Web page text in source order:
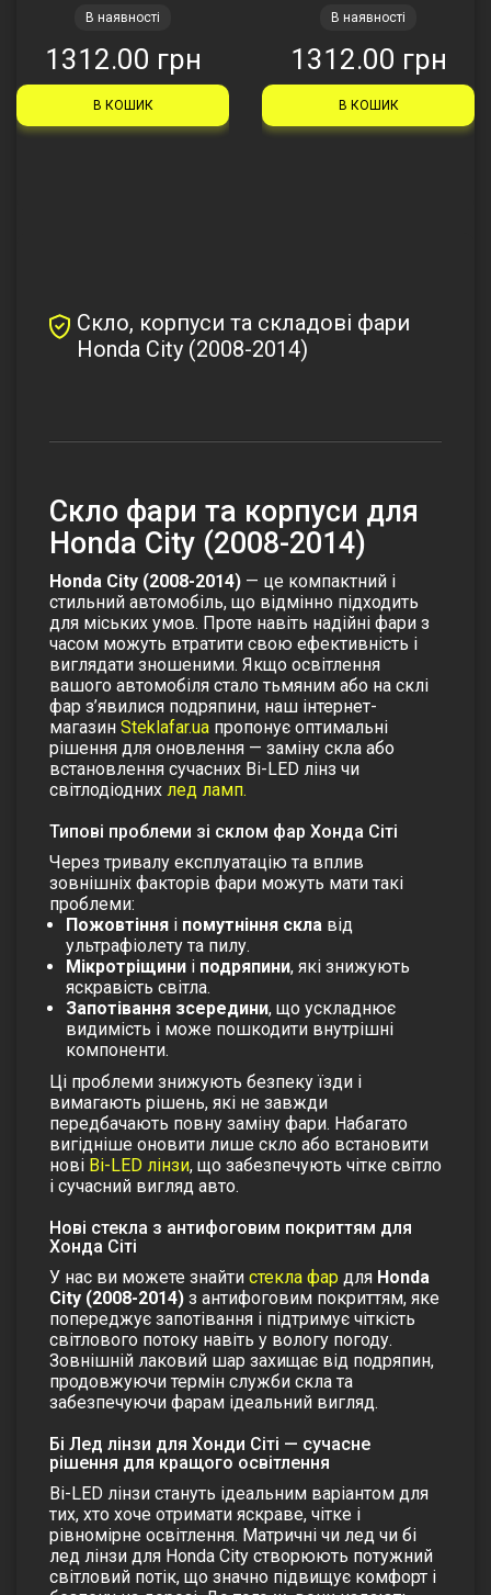
В наявності
1312.00 грн
В КОШИК
В наявності
1312.00 грн
В КОШИК
Скло, корпуси та складові фари
Honda City (2008-2014)
Скло фари та корпуси для
Honda City (2008-2014)
Honda City (2008-2014) — це компактний і
стильний автомобіль, що відмінно підходить
для міських умов. Проте навіть надійні фари з
часом можуть втратити свою ефективність і
виглядати зношеними. Якщо освітлення
вашого автомобіля стало тьмяним або на склі
фар з’явилися подряпини, наш інтернет-
магазин Steklafar.ua пропонує оптимальні
рішення для оновлення — заміну скла або
встановлення сучасних Bi-LED лінз чи
світлодіодних лед ламп.
Типові проблеми зі склом фар Хонда Сіті
Через тривалу експлуатацію та вплив
зовнішніх факторів фари можуть мати такі
проблеми:
Пожовтіння і помутніння скла від
ультрафіолету та пилу.
Мікротріщини і подряпини, які знижують
яскравість світла.
Запотівання зсередини, що ускладнює
видимість і може пошкодити внутрішні
компоненти.
Ці проблеми знижують безпеку їзди і
вимагають рішень, які не завжди
передбачають повну заміну фари. Набагато
вигідніше оновити лише скло або встановити
нові Bi-LED лінзи, що забезпечують чітке світло
і сучасний вигляд авто.
Нові стекла з антифоговим покриттям для
Хонда Сіті
У нас ви можете знайти стекла фар для Honda
City (2008-2014) з антифоговим покриттям, яке
попереджує запотівання і підтримує чіткість
світлового потоку навіть у вологу погоду.
Зовнішній лаковий шар захищає від подряпин,
продовжуючи термін служби скла та
забезпечуючи фарам ідеальний вигляд.
Бі Лед лінзи для Хонди Сіті — сучасне
рішення для кращого освітлення
Bi-LED лінзи стануть ідеальним варіантом для
тих, хто хоче отримати яскраве, чітке і
рівномірне освітлення. Матричні чи лед чи бі
лед лінзи для Honda City створюють потужний
світловий потік, що значно підвищує комфорт і